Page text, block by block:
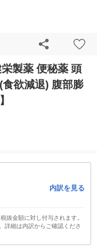
製薬 便秘薬 頭
欲減退) 腹部膨
内訳を見る
抜金額に対し付与されます。
詳細は内訳からご確認くださ